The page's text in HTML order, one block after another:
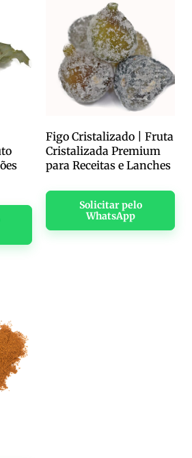
Figo Cristalizado | Fruta
Cristalizada Premium
para Receitas e Lanches
Solicitar pelo
WhatsApp